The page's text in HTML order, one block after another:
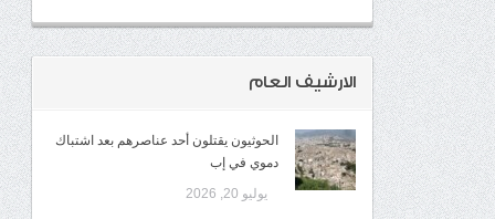
الارشيف العام
الحوثيون يقتلون أحد عناصرهم بعد اشتباك
دموي في إب
يوليو 20, 2026